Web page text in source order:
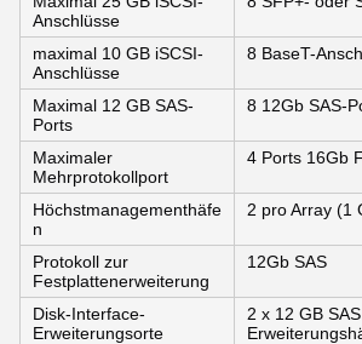
Anschlüsse
maximal 10 GB iSCSI-
Anschlüsse
8 BaseT-
Maximal 12 GB SAS-
Ports
8 12Gb SAS-
Maximaler
Mehrprotokollport
4 Ports 16Gb
Höchstmanagementhäfe
n
2 pro Array (1
Protokoll zur
Festplattenerweiterung
12Gb SAS
Disk-Interface-
Erweiterungsorte
2 x 12 GB